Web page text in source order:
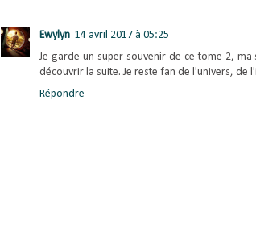
Ewylyn 14 avril 2017 à 05:25
Je garde un super souvenir de ce tome 2,
découvrir la suite. Je reste fan de l'univers,
Répondre